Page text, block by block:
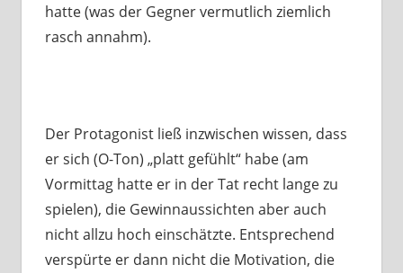
hatte (was der Gegner vermutlich ziemlich
rasch annahm).
Der Protagonist ließ inzwischen wissen, dass
er sich (O-Ton) „platt gefühlt“ habe (am
Vormittag hatte er in der Tat recht lange zu
spielen), die Gewinnaussichten aber auch
nicht allzu hoch einschätzte. Entsprechend
verspürte er dann nicht die Motivation, die